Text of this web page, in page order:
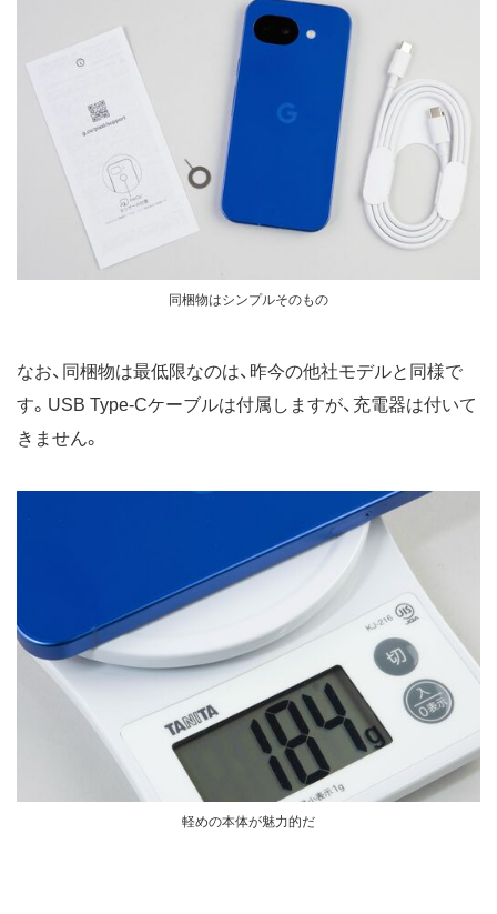
同梱物はシンプルそのもの
なお、同梱物は最低限なのは、昨今の他社モデルと同様で
す。USB Type-Cケーブルは付属しますが、充電器は付いて
きません。
軽めの本体が魅力的だ